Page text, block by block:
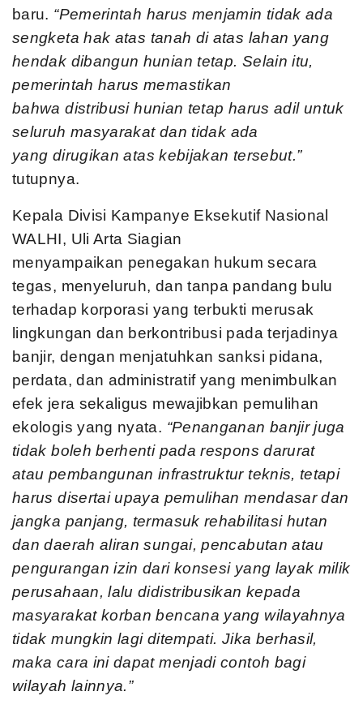
baru. “Pemerintah harus menjamin tidak ada
sengketa hak atas tanah di atas lahan yang
hendak dibangun hunian tetap. Selain itu,
pemerintah harus memastikan
bahwa distribusi hunian tetap harus adil untuk
seluruh masyarakat dan tidak ada
yang dirugikan atas kebijakan tersebut.”
tutupnya.
Kepala Divisi Kampanye Eksekutif Nasional
WALHI, Uli Arta Siagian
menyampaikan penegakan hukum secara
tegas, menyeluruh, dan tanpa pandang bulu
terhadap korporasi yang terbukti merusak
lingkungan dan berkontribusi pada terjadinya
banjir, dengan menjatuhkan sanksi pidana,
perdata, dan administratif yang menimbulkan
efek jera sekaligus mewajibkan pemulihan
ekologis yang nyata. “Penanganan banjir juga
tidak boleh berhenti pada respons darurat
atau pembangunan infrastruktur teknis, tetapi
harus disertai upaya pemulihan mendasar dan
jangka panjang, termasuk rehabilitasi hutan
dan daerah aliran sungai, pencabutan atau
pengurangan izin dari konsesi yang layak milik
perusahaan, lalu didistribusikan kepada
masyarakat korban bencana yang wilayahnya
tidak mungkin lagi ditempati. Jika berhasil,
maka cara ini dapat menjadi contoh bagi
wilayah lainnya.”